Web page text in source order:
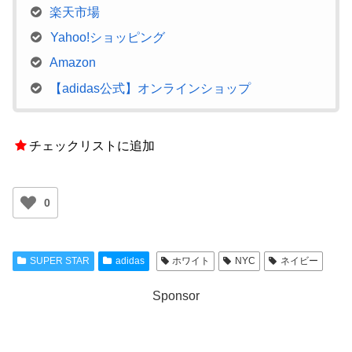
楽天市場
Yahoo!ショッピング
Amazon
【adidas公式】オンラインショップ
チェックリストに追加
0
SUPER STAR adidas ホワイト NYC ネイビー
Sponsor